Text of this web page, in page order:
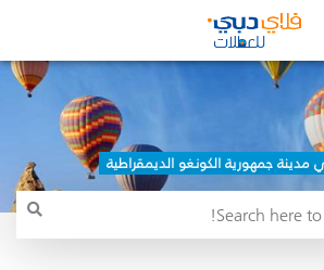
جمهورية الكونغو الديمقراطية